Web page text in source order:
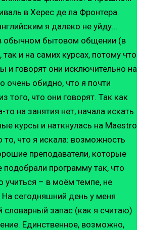
в Херес де ла Фронтера.
я далеко не уйду…
обычном бытовом общении (в
так и на самих курсах, потому что
и говорят они исключительно на
очень обидно, что я почти
того, что они говорят. Так как
на занятия нет, начала искать
курсы и наткнулась на Maestro
что я искала: возможность
преподаватели, которые
подобрали программу так, что
– в моём темпе, не
На сегодняшний день у меня
словарный запас (как я считаю)
Единственное, возможно,